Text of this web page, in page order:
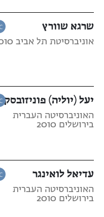
שרגא שוורץ
אוניברסיטת תל אביב 2010
יעל (יוליה) פוניזובסקי
האוניברסיטה העברית
בירושלים 2010
עדיאל לואינגר
האוניברסיטה העברית
בירושלים 2010